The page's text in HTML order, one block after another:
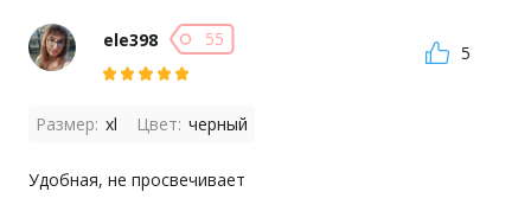
ele398 55
5
Размер: xl Цвет: черный
Удобная, не просвечивает